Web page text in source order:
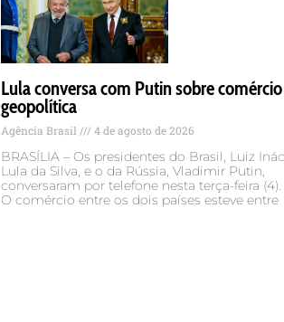
Lula conversa com Putin sobre
geopolítica
Agência Brasil 4 de agosto de 2026
BRASÍLIA – Os presidentes do Brasil, Luiz
Lula da Silva, e o da Rússia, Vladimir Putin,
conversaram por telefone nesta terça-feira (4).
O comércio entre os dois países esteve entre